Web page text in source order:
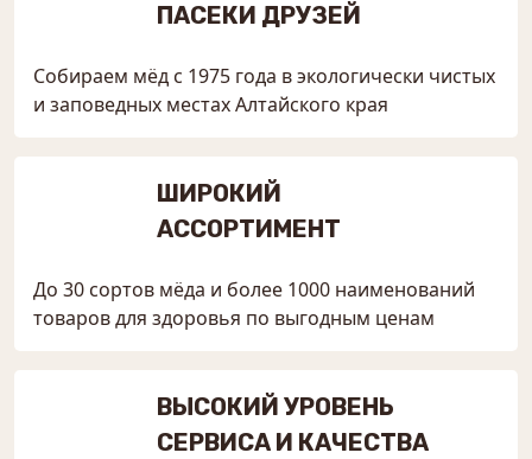
ПАСЕКИ ДРУЗЕЙ
Собираем мёд с 1975 года в экологически чистых
и заповедных местах Алтайского края
ШИРОКИЙ
АССОРТИМЕНТ
До 30 сортов мёда и более 1000 наименований
товаров для здоровья по выгодным ценам
ВЫСОКИЙ УРОВЕНЬ
СЕРВИСА И КАЧЕСТВА